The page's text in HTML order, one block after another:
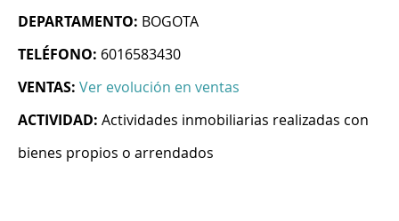
DEPARTAMENTO: BOGOTA
TELÉFONO: 6016583430
VENTAS: Ver evolución en ventas
ACTIVIDAD: Actividades inmobiliarias realizadas con
bienes propios o arrendados